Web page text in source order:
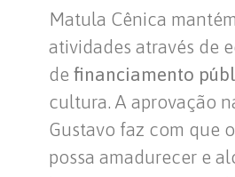
Matula Cênica
atividades através de
de financiamento
cultura. A aprovação
Gustavo faz com que
possa amadurecer e